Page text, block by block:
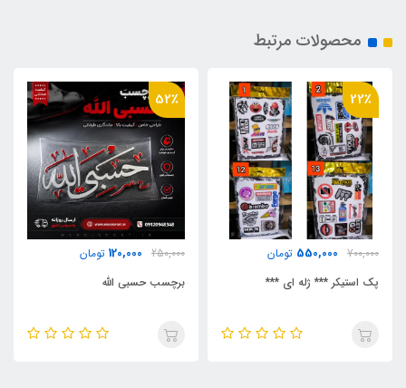
محصولات مرتبط
52٪
250,000
120,000 تومان
برچسب حسبی الله
29٪
350,000
250,000 تومان
زه طرح استیل دریچه کولر